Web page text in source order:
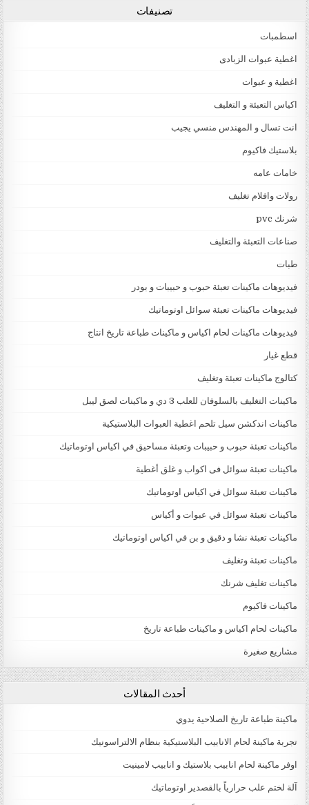
تصنيفات
اسطمبات
اغطية عبوات الزبادى
اغطية و عبوات
اكياس التعبئة و التغليف
انت تسال و المهندس منسي يجيب
بلاستيك فاكيوم
خامات عامه
رولات وافلام تغليف
شرنك pvc
صناعات التعبئة والتغليف
طبات
فيديوهات ماكينات تعبئة حبوب و حبيبات و بودر
فيديوهات ماكينات تعبئة سوائل اوتوماتيك
فيديوهات ماكينات لحام اكياس و ماكينات طباعة تاريخ انتاج
قطع غيار
كتالوج ماكينات تعبئة وتغليف
ماكينات التغليف بالسلوفان للعلب 3 دي و ماكينات لصق ليبل
ماكينات اندكشن سيل تلحم اغطية العبوات البلاستيكية
ماكينات تعبئة حبوب و حبيبات وتعبئة مساحيق في اكياس اوتوماتيك
ماكينات تعبئة سوائل فى اكواب و غلق أغطية
ماكينات تعبئة سوائل في اكياس اوتوماتيك
ماكينات تعبئة سوائل في عبوات و أكياس
ماكينات تعبئة نشا و دقيق و بن في اكياس اوتوماتيك
ماكينات تعبئة وتغليف
ماكينات تغليف شرنك
ماكينات فاكيوم
ماكينات لحام اكياس و ماكينات طباعة تاريخ
مشاريع صغيرة
أحدث المقالات
ماكينة طباعة تاريخ الصلاحية يدوي
تجربة ماكينة لحام الانابيب البلاستيكية بنظام الالتراسونيك
اوفر ماكينة لحام انابيب بلاستيك و انابيب لامينيت
آلة لختم علب حرارياً بالقصدير اوتوماتيك